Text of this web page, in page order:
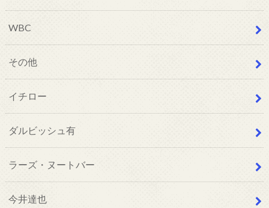
WBC
その他
イチロー
ダルビッシュ有
ラーズ・ヌートバー
今井達也